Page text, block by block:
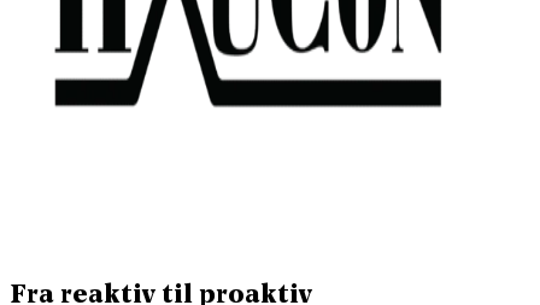
Fra reaktiv til proaktiv